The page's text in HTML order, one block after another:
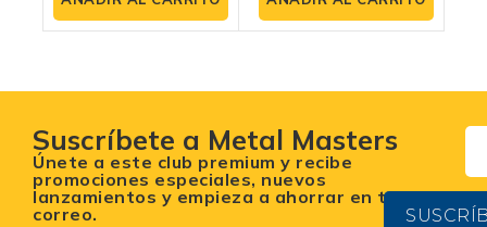
5
5
Suscríbete a Metal Masters
Únete a este club premium y recibe
promociones especiales, nuevos
lanzamientos y empieza a ahorrar en tu
correo.